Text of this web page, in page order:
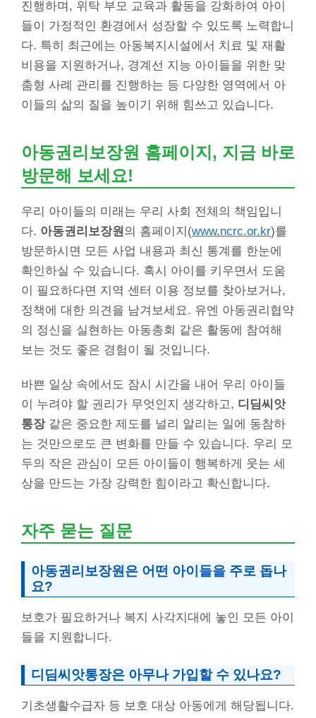
진행하며, 위탁 부모 교육과 활동을 강화하여 아이
들이 가정적인 환경에서 성장할 수 있도록 노력합니
다. 특히 최근에는 아동복지시설에서 치료 및 재활
비용을 지원하거나, 경계선 지능 아이들을 위한 맞
춤형 사례 관리를 진행하는 등 다양한 영역에서 아
이들의 삶의 질을 높이기 위해 힘쓰고 있습니다.
아동권리보장원 홈페이지, 지금 바로
방문해 보세요!
우리 아이들의 미래는 우리 사회 전체의 책임입니
다. 아동권리보장원의 홈페이지(www.ncrc.or.kr)를
방문하시면 모든 사업 내용과 최신 통계를 한눈에
확인하실 수 있습니다. 혹시 아이를 키우면서 도움
이 필요하다면 지역 센터 이용 정보를 찾아보거나,
정책에 대한 의견을 남겨보세요. 유엔 아동권리협약
의 정신을 실현하는 아동총회 같은 활동에 참여해
보는 것도 좋은 경험이 될 것입니다.
바쁜 일상 속에서도 잠시 시간을 내어 우리 아이들
이 누려야 할 권리가 무엇인지 생각하고, 디딤씨앗
통장같은 중요한 제도를 널리 알리는 일에 동참하
는 것만으로도 큰 변화를 만들 수 있습니다. 우리 모
두의 작은 관심이 모든 아이들이 행복하게 웃는 세
상을 만드는 가장 강력한 힘이라고 확신합니다.
자주 묻는 질문
아동권리보장원은 어떤 아이들을 주로 돕나
요?
보호가 필요하거나 복지 사각지대에 놓인 모든 아이
들을 지원합니다.
디딤씨앗통장은 아무나 가입할 수 있나요?
기초생활수급자 등 보호 대상 아동에게 해당됩니다.